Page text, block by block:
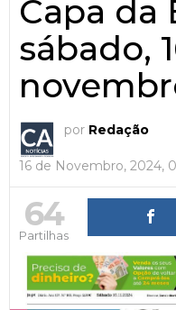
Capa da
sábado,
por Redação
16 de Novembro, 2024,
64
Partilhas